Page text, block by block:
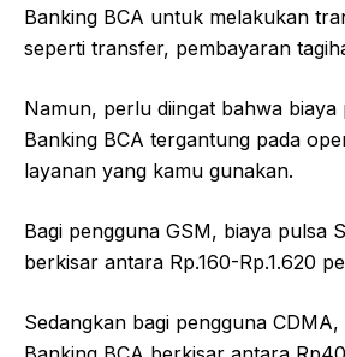
Banking BCA untuk melakukan
seperti transfer, pembayaran
Namun, perlu diingat bahwa biaya
Banking BCA tergantung pada
layanan yang kamu gunakan.
Bagi pengguna GSM, biaya pulsa
berkisar antara Rp.160-Rp.1.620
Sedangkan bagi pengguna